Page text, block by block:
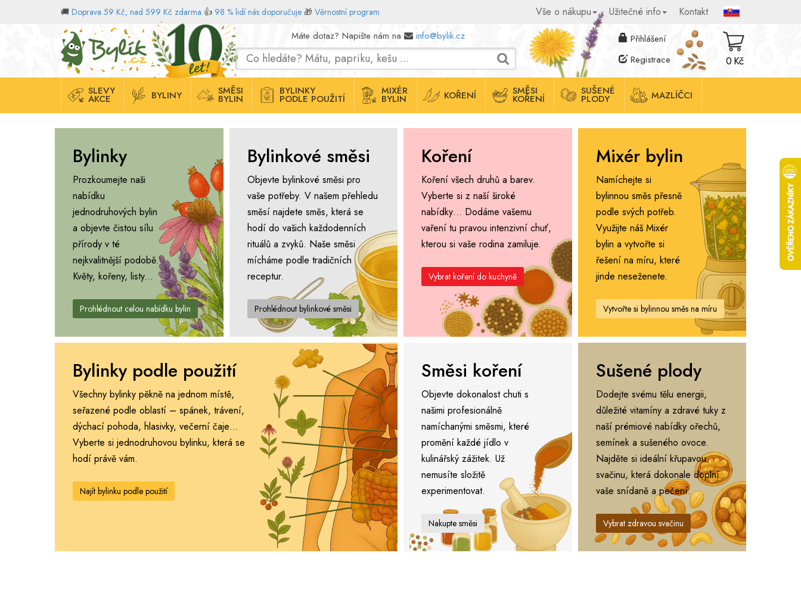
🚚 Doprava 59 Kč, nad 599 Kč zdarma 👍 98 % lidí nás doporučuje 🎁 Věrnostní program Vše o nákupu Užitečné info Kontakt
Domů Máte dotaz? Napište nám na info@bylik.cz
Přihlášení
Registrace
0 Kč
SLEVY
AKCE BYLINY SMĚSI
BYLIN
BYLINKY
PODLE POUŽITÍ
MIXÉR
BYLIN KOŘENÍ SMĚSI
KOŘENÍ
SUŠENÉ
PLODY MAZLÍČCI
Bylinky
Prozkoumejte naši
nabídku
jednodruhových bylin
a objevte čistou sílu
přírody v té
nejkvalitnější podobě.
Květy, kořeny, listy...
Prohlédnout celou nabídku bylin
Bylinkové směsi
Objevte bylinkové směsi pro
vaše potřeby. V našem přehledu
směsí najdete směs, která se
hodí do vašich každodenních
rituálů a zvyků. Naše směsi
mícháme podle tradičních
receptur.
Prohlédnout bylinkové směsi
Koření
Koření všech druhů a barev.
Vyberte si z naší široké
nabídky… Dodáme vašemu
vaření tu pravou intenzivní chuť,
kterou si vaše rodina zamiluje.
Vybrat koření do kuchyně
Mixér bylin
Namíchejte si
bylinnou směs přesně
podle svých potřeb.
Využijte náš Mixér
bylin a vytvořte si
řešení na míru, které
jinde neseženete.
Vytvořte si bylinnou směs na míru
Bylinky podle použití
Všechny bylinky pěkně na jednom místě,
seřazené podle oblastí – spánek, trávení,
dýchací pohoda, hlasivky, večerní čaje…
Vyberte si jednodruhovou bylinku, která se
hodí právě vám.
Najít bylinku podle použití
Směsi koření
Objevte dokonalost chuti s
našimi profesionálně
namíchanými směsmi, které
promění každé jídlo v
kulinářský zážitek. Už
nemusíte složitě
experimentovat.
Nakupte směsi
Sušené plody
Dodejte svému tělu energii,
důležité vitamíny a zdravé tuky z
naší prémiové nabídky ořechů,
semínek a sušeného ovoce.
Najděte si ideální křupavou
svačinu, která dokonale doplní
vaše snídaně a pečení.
Vybrat zdravou svačinu